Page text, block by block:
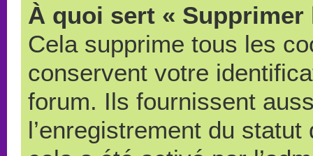
À quoi sert «
Cela supprime tous les
conservent votre
forum. Ils fournissent
l’enregistrement du